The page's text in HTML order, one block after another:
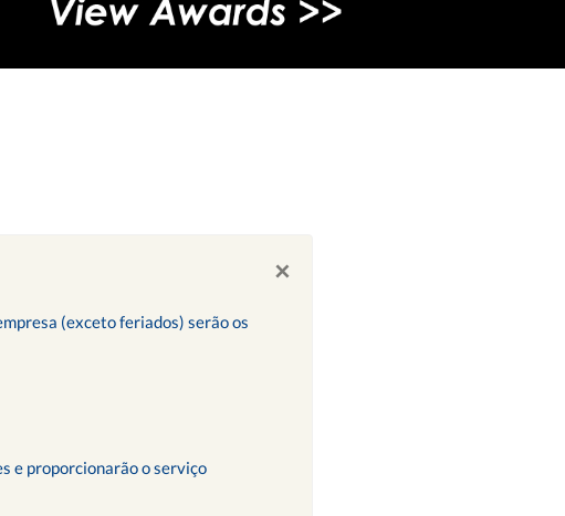
×
(exceto feriados) serão os
e proporcionarão o serviço